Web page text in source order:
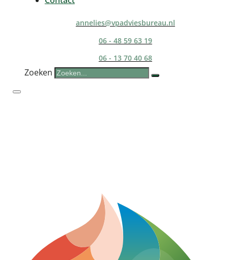
annelies@vpadviesbureau.nl
06 - 48 59 63 19
06 - 13 70 40 68
Zoeken